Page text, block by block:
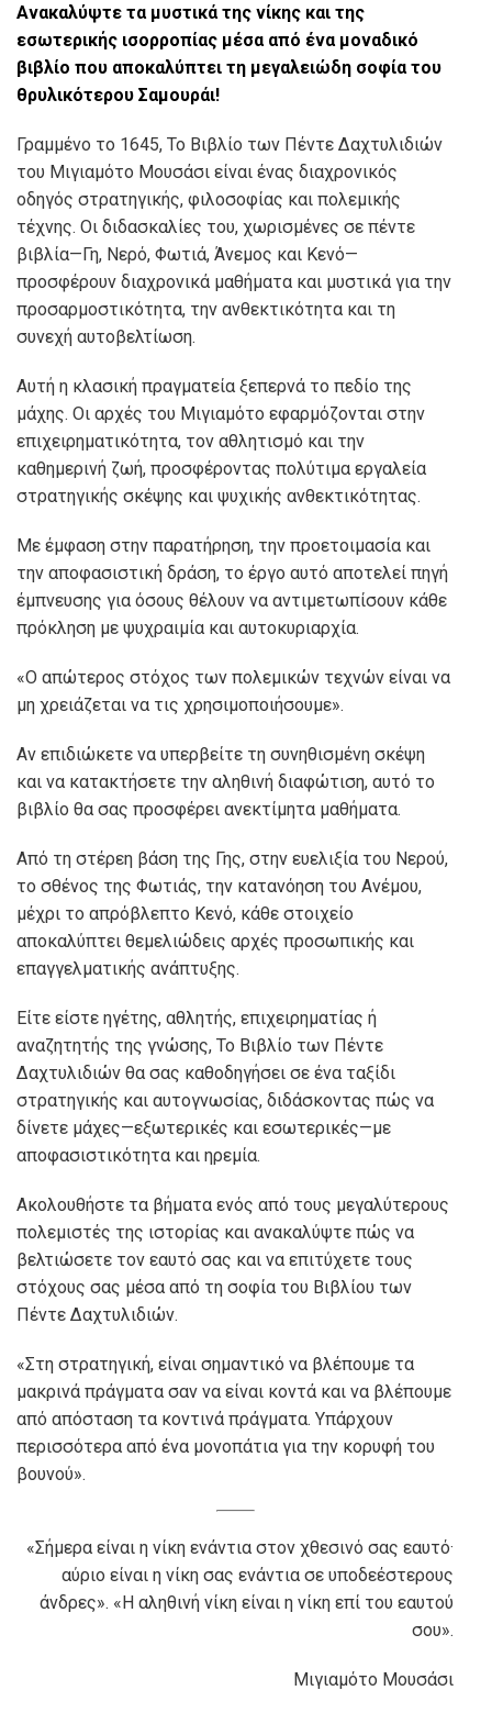
Ανακαλύψτε τα μυστικά της νίκης και της
εσωτερικής ισορροπίας μέσα από ένα μοναδικό
βιβλίο που αποκαλύπτει τη μεγαλειώδη σοφία του
θρυλικότερου Σαμουράι!
Γραμμένο το 1645, Το Βιβλίο των Πέντε Δαχτυλιδιών
του Μιγιαμότο Μουσάσι είναι ένας διαχρονικός
οδηγός στρατηγικής, φιλοσοφίας και πολεμικής
τέχνης. Οι διδασκαλίες του, χωρισμένες σε πέντε
βιβλία—Γη, Νερό, Φωτιά, Άνεμος και Κενό—
προσφέρουν διαχρονικά μαθήματα και μυστικά για την
προσαρμοστικότητα, την ανθεκτικότητα και τη
συνεχή αυτοβελτίωση.
Αυτή η κλασική πραγματεία ξεπερνά το πεδίο της
μάχης. Οι αρχές του Μιγιαμότο εφαρμόζονται στην
επιχειρηματικότητα, τον αθλητισμό και την
καθημερινή ζωή, προσφέροντας πολύτιμα εργαλεία
στρατηγικής σκέψης και ψυχικής ανθεκτικότητας.
Με έμφαση στην παρατήρηση, την προετοιμασία και
την αποφασιστική δράση, το έργο αυτό αποτελεί πηγή
έμπνευσης για όσους θέλουν να αντιμετωπίσουν κάθε
πρόκληση με ψυχραιμία και αυτοκυριαρχία.
«Ο απώτερος στόχος των πολεμικών τεχνών είναι να
μη χρειάζεται να τις χρησιμοποιήσουμε».
Αν επιδιώκετε να υπερβείτε τη συνηθισμένη σκέψη
και να κατακτήσετε την αληθινή διαφώτιση, αυτό το
βιβλίο θα σας προσφέρει ανεκτίμητα μαθήματα.
Από τη στέρεη βάση της Γης, στην ευελιξία του Νερού,
το σθένος της Φωτιάς, την κατανόηση του Ανέμου,
μέχρι το απρόβλεπτο Κενό, κάθε στοιχείο
αποκαλύπτει θεμελιώδεις αρχές προσωπικής και
επαγγελματικής ανάπτυξης.
Είτε είστε ηγέτης, αθλητής, επιχειρηματίας ή
αναζητητής της γνώσης, Το Βιβλίο των Πέντε
Δαχτυλιδιών θα σας καθοδηγήσει σε ένα ταξίδι
στρατηγικής και αυτογνωσίας, διδάσκοντας πώς να
δίνετε μάχες—εξωτερικές και εσωτερικές—με
αποφασιστικότητα και ηρεμία.
Ακολουθήστε τα βήματα ενός από τους μεγαλύτερους
πολεμιστές της ιστορίας και ανακαλύψτε πώς να
βελτιώσετε τον εαυτό σας και να επιτύχετε τους
στόχους σας μέσα από τη σοφία του Βιβλίου των
Πέντε Δαχτυλιδιών.
«Στη στρατηγική, είναι σημαντικό να βλέπουμε τα
μακρινά πράγματα σαν να είναι κοντά και να βλέπουμε
από απόσταση τα κοντινά πράγματα. Υπάρχουν
περισσότερα από ένα μονοπάτια για την κορυφή του
βουνού».
«Σήμερα είναι η νίκη ενάντια στον χθεσινό σας εαυτό·
αύριο είναι η νίκη σας ενάντια σε υποδεέστερους
άνδρες». «Η αληθινή νίκη είναι η νίκη επί του εαυτού
σου».
Μιγιαμότο Μουσάσι